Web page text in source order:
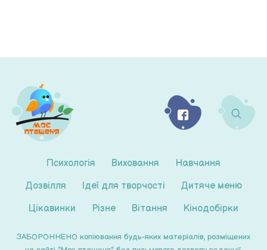
Психологія Виховання
Навчання
Дозвілля
Ідеї для творчості
Дитяче меню
Цікавинки
Різне Вітання Кінодобірки
ЗАБОРОННЕНО копіювання будь-яких матеріалів, розміщених